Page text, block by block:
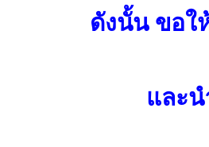
ดังนั้น ขอใ
และ